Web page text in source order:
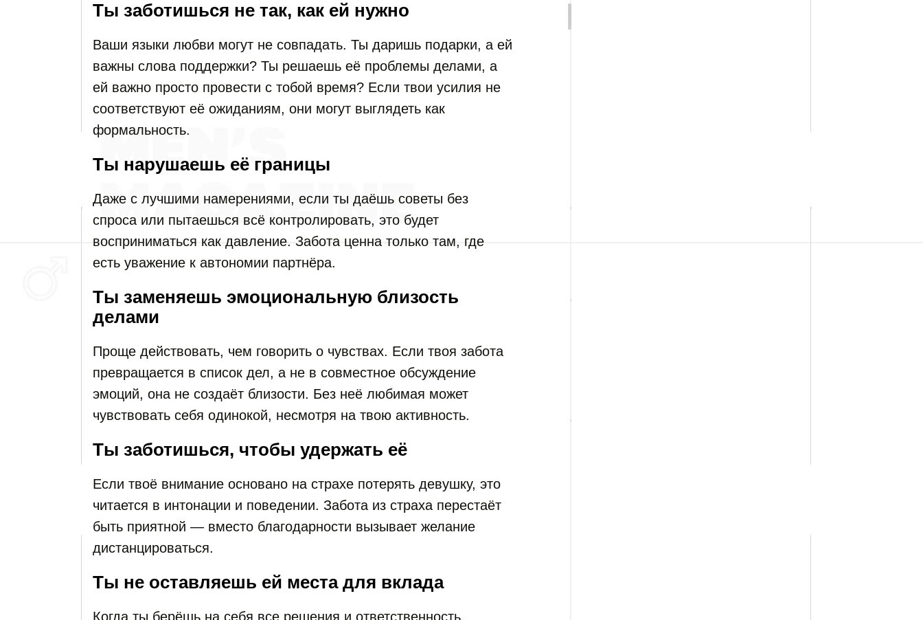
Ты заботишься не так, как ей нужно
Ваши языки любви могут не совпадать. Ты даришь подарки, а ей
важны слова поддержки? Ты решаешь её проблемы делами, а
ей важно просто провести с тобой время? Если твои усилия не
соответствуют её ожиданиям, они могут выглядеть как
формальность.
Ты нарушаешь её границы
Даже с лучшими намерениями, если ты даёшь советы без
спроса или пытаешься всё контролировать, это будет
восприниматься как давление. Забота ценна только там, где
есть уважение к автономии партнёра.
Ты заменяешь эмоциональную близость
делами
Проще действовать, чем говорить о чувствах. Если твоя забота
превращается в список дел, а не в совместное обсуждение
эмоций, она не создаёт близости. Без неё любимая может
чувствовать себя одинокой, несмотря на твою активность.
Ты заботишься, чтобы удержать её
Если твоё внимание основано на страхе потерять девушку, это
читается в интонации и поведении. Забота из страха перестаёт
быть приятной — вместо благодарности вызывает желание
дистанцироваться.
Ты не оставляешь ей места для вклада
Когда ты берёшь на себя все решения и ответственность,